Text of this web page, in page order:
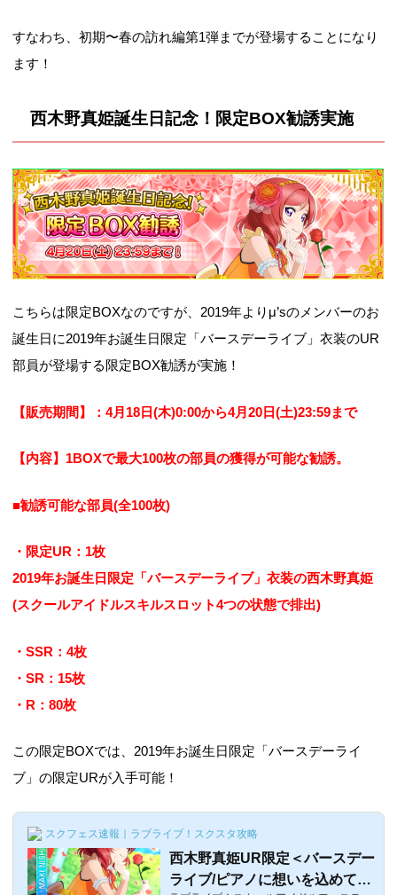
すなわち、初期〜春の訪れ編第1弾までが登場することになり
ます！
西木野真姫誕生日記念！限定BOX勧誘実施
こちらは限定BOXなのですが、2019年よりμ’sのメンバーのお
誕生日に2019年お誕生日限定「バースデーライブ」衣装のUR
部員が登場する限定BOX勧誘が実施！
【販売期間】：4月18日(木)0:00から4月20日(土)23:59まで
【内容】1BOXで最大100枚の部員の獲得が可能な勧誘。
■勧誘可能な部員(全100枚)
・限定UR：1枚
2019年お誕生日限定「バースデーライブ」衣装の西木野真姫
(スクールアイドルスキルスロット4つの状態で排出)
・SSR：4枚
・SR：15枚
・R：80枚
この限定BOXでは、2019年お誕生日限定「バースデーライ
ブ」の限定URが入手可能！
スクフェス速報｜ラブライブ！スクスタ攻略
西木野真姫UR限定＜バースデー
ライブ/ピアノに想いを込めて＞